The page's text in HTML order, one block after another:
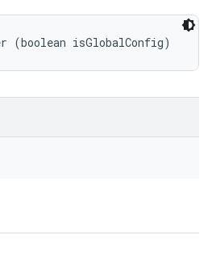
(boolean isGlobalConfig)